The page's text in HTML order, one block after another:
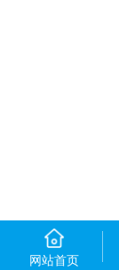
网站首页